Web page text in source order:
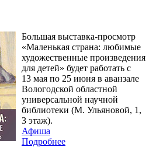
Большая выставка-просмотр
«Маленькая страна: любимые
художественные произведения
для детей» будет работать с
13 мая по 25 июня в аванзале
Вологодской областной
универсальной научной
библиотеки (М. Ульяновой, 1,
3 этаж).
Афиша
Подробнее